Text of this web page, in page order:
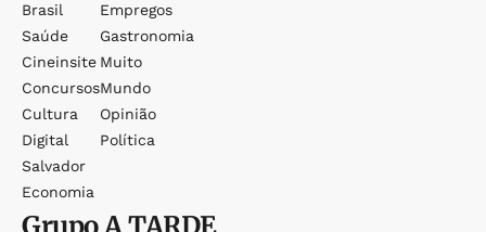
Brasil
Saúde
Cineinsite
Concursos
Cultura
Digital
Salvador
Economia
Empregos
Gastronomia
Muito
Mundo
Opinião
Política